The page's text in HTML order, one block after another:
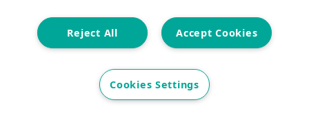
Accept Cookies
Reject All
Cookies Settings